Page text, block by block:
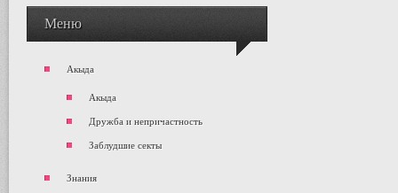
Меню
Акыда
Акыда
Дружба и непричастность
Заблудшие секты
Знания